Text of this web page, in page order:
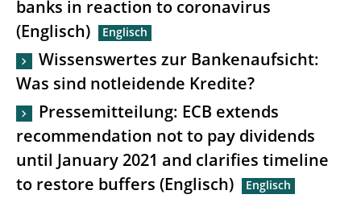
banks in reaction to coronavirus
(Englisch)
Wissenswertes zur Bankenaufsicht:
Was sind notleidende Kredite?
Pressemitteilung: ECB extends
recommendation not to pay dividends
until January 2021 and clarifies timeline
to restore buffers (Englisch)